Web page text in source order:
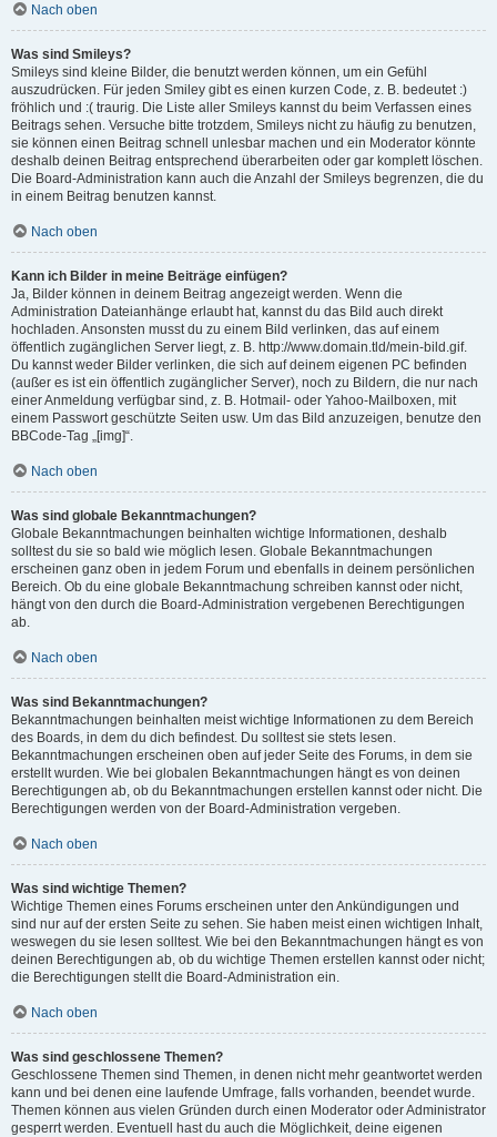
Nach oben
Was sind Smileys?
Smileys sind kleine Bilder, die benutzt werden können, um ein Gefühl
auszudrücken. Für jeden Smiley gibt es einen kurzen Code, z. B. bedeutet :)
fröhlich und :( traurig. Die Liste aller Smileys kannst du beim Verfassen eines
Beitrags sehen. Versuche bitte trotzdem, Smileys nicht zu häufig zu benutzen,
sie können einen Beitrag schnell unlesbar machen und ein Moderator könnte
deshalb deinen Beitrag entsprechend überarbeiten oder gar komplett löschen.
Die Board-Administration kann auch die Anzahl der Smileys begrenzen, die du
in einem Beitrag benutzen kannst.
Nach oben
Kann ich Bilder in meine Beiträge einfügen?
Ja, Bilder können in deinem Beitrag angezeigt werden. Wenn die
Administration Dateianhänge erlaubt hat, kannst du das Bild auch direkt
hochladen. Ansonsten musst du zu einem Bild verlinken, das auf einem
öffentlich zugänglichen Server liegt, z. B. http://www.domain.tld/mein-bild.gif.
Du kannst weder Bilder verlinken, die sich auf deinem eigenen PC befinden
(außer es ist ein öffentlich zugänglicher Server), noch zu Bildern, die nur nach
einer Anmeldung verfügbar sind, z. B. Hotmail- oder Yahoo-Mailboxen, mit
einem Passwort geschützte Seiten usw. Um das Bild anzuzeigen, benutze den
BBCode-Tag „[img]“.
Nach oben
Was sind globale Bekanntmachungen?
Globale Bekanntmachungen beinhalten wichtige Informationen, deshalb
solltest du sie so bald wie möglich lesen. Globale Bekanntmachungen
erscheinen ganz oben in jedem Forum und ebenfalls in deinem persönlichen
Bereich. Ob du eine globale Bekanntmachung schreiben kannst oder nicht,
hängt von den durch die Board-Administration vergebenen Berechtigungen
ab.
Nach oben
Was sind Bekanntmachungen?
Bekanntmachungen beinhalten meist wichtige Informationen zu dem Bereich
des Boards, in dem du dich befindest. Du solltest sie stets lesen.
Bekanntmachungen erscheinen oben auf jeder Seite des Forums, in dem sie
erstellt wurden. Wie bei globalen Bekanntmachungen hängt es von deinen
Berechtigungen ab, ob du Bekanntmachungen erstellen kannst oder nicht. Die
Berechtigungen werden von der Board-Administration vergeben.
Nach oben
Was sind wichtige Themen?
Wichtige Themen eines Forums erscheinen unter den Ankündigungen und
sind nur auf der ersten Seite zu sehen. Sie haben meist einen wichtigen Inhalt,
weswegen du sie lesen solltest. Wie bei den Bekanntmachungen hängt es von
deinen Berechtigungen ab, ob du wichtige Themen erstellen kannst oder nicht;
die Berechtigungen stellt die Board-Administration ein.
Nach oben
Was sind geschlossene Themen?
Geschlossene Themen sind Themen, in denen nicht mehr geantwortet werden
kann und bei denen eine laufende Umfrage, falls vorhanden, beendet wurde.
Themen können aus vielen Gründen durch einen Moderator oder Administrator
gesperrt werden. Eventuell hast du auch die Möglichkeit, deine eigenen